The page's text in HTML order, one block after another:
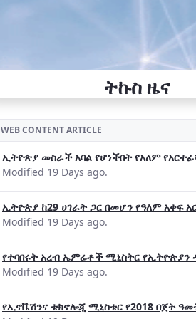
ትኩስ ዜና
WEB CONTENT ARTICLE
ኢትዮጵያ መስራች አባል የሆነችበት የአለም
Modified 19 Days ago.
ኢትዮጵያ ከ29 ሀገራት ጋር በመሆን የዓለም አቀፍ
Modified 19 Days ago.
የተባበሩት አረብ ኤምሬቶች ሚኒስትር
Modified 19 Days ago.
የኢኖቬሽንና ቴክኖሎጂ ሚኒስቴር የ2018 በጀት